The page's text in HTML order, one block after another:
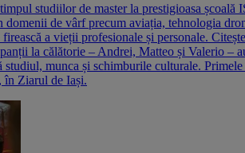
studiilor de master la prestigioasa
de vârf precum aviația, tehnologia
a vieții profesionale și personale.
la călătorie – Andrei, Matteo și Valerio
munca și schimburile culturale.
în Ziarul de Iași.